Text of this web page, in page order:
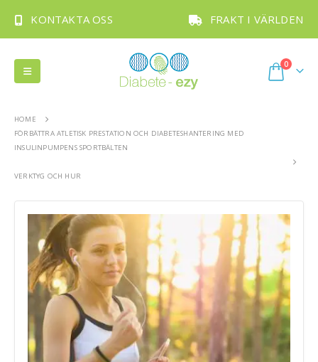
KONTAKTA OSS FRAKT I VÄRLDEN
0
HOME
FÖRBÄTTRA ATLETISK PRESTATION OCH DIABETESHANTERING MED
INSULINPUMPENS SPORTBÄLTEN
VERKTYG OCH HUR